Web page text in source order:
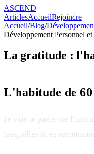
ASCEND
ArticlesAccueilRejoindre
Accueil/Blog/
Développement Personnel
La gratitude :
L'habitude de 60
Je vais te parler de
lesquelles tu es